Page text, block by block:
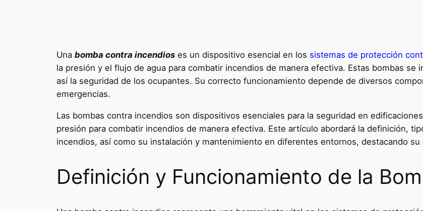
Una bomba contra incendios es un dispositivo esencial en los sistemas de protección
la presión y el flujo de agua para combatir incendios de manera efectiva. Estas bombas se
así la seguridad de los ocupantes. Su correcto funcionamiento depende de diversos
emergencias.
Las bombas contra incendios son dispositivos esenciales para la seguridad en
presión para combatir incendios de manera efectiva. Este artículo abordará la definición,
incendios, así como su instalación y mantenimiento en diferentes entornos, destacando
Definición y Funcionamiento de la